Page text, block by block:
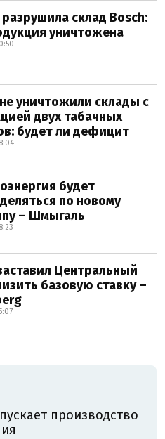
склад Bosch:
уничтожена
уничтожили склады с
двух табачных
будет ли дефицит
будет
по новому
– Шмыгаль
Центральный
базовую ставку –
производство